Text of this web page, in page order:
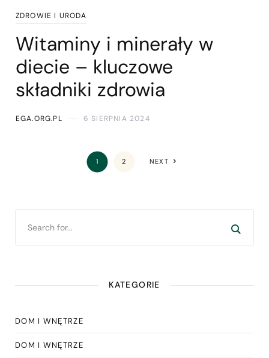
ZDROWIE I URODA
Witaminy i minerały w
diecie – kluczowe
składniki zdrowia
EGA.ORG.PL 6 SIERPNIA 2024
1 2 NEXT
KATEGORIE
DOM I WNĘTRZE
DOM I WNĘTRZE